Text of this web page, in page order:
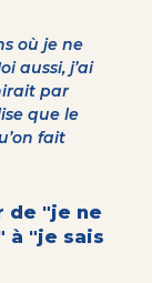
où je ne
aussi, j’ai
par
que le
fait
de "je ne
à "je sais